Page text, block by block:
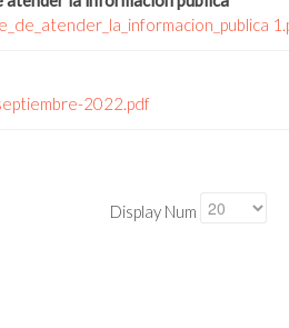
2022.pdf
Display Num